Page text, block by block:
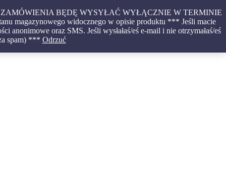
BĘDĘ WYSYŁAĆ WYŁĄCZNIE W TERMINIE
magazynowego widocznego w opisie produktu *** Jeśli macie
oraz SMS. Jeśli wysłałaś/eś e-mail i nie otrzymałaś/eś
spam) *** Odrzuć